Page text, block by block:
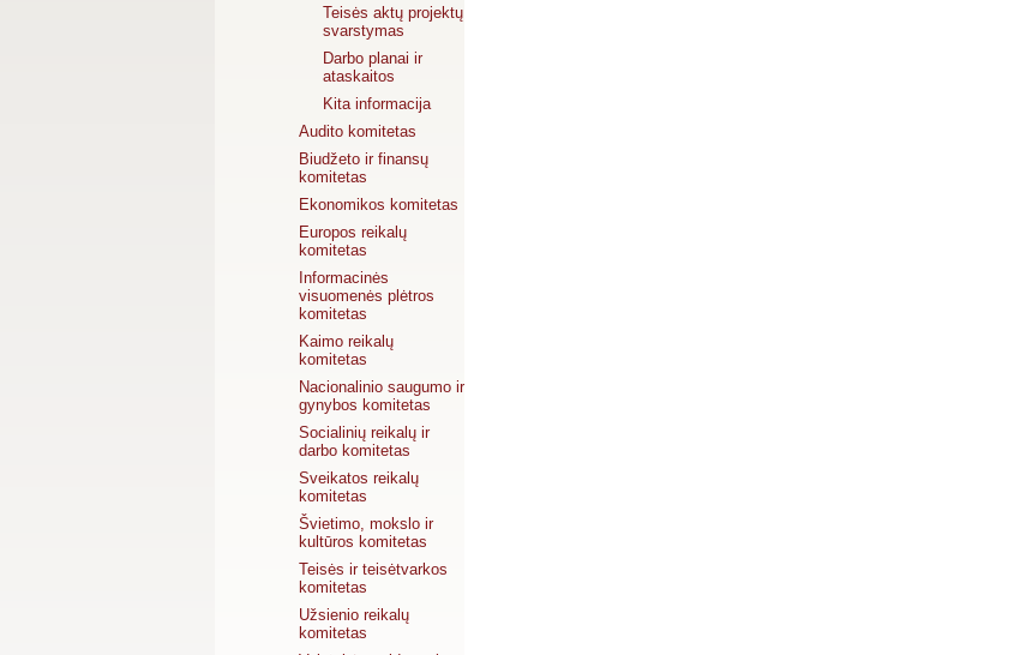
Teisės aktų projektų
svarstymas
Darbo planai ir
ataskaitos
Kita informacija
Audito komitetas
Biudžeto ir finansų
komitetas
Ekonomikos komitetas
Europos reikalų
komitetas
Informacinės
visuomenės plėtros
komitetas
Kaimo reikalų
komitetas
Nacionalinio saugumo ir
gynybos komitetas
Socialinių reikalų ir
darbo komitetas
Sveikatos reikalų
komitetas
Švietimo, mokslo ir
kultūros komitetas
Teisės ir teisėtvarkos
komitetas
Užsienio reikalų
komitetas